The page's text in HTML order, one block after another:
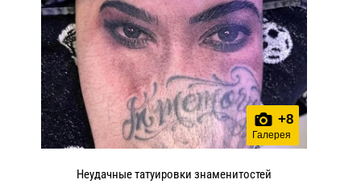
+8
Галерея
Неудачные татуировки знаменитостей